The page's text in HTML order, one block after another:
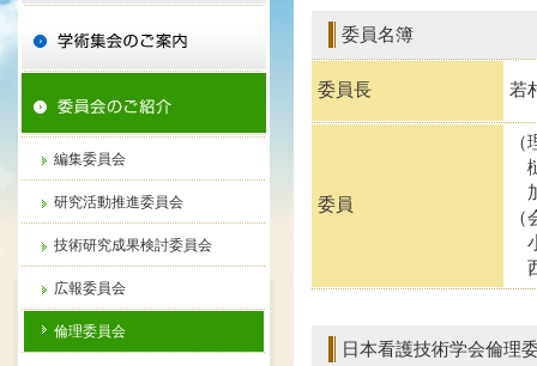
編集委員会
研究活動推進委員会
技術研究成果検討委員会
広報委員会
倫理委員会
委員名簿
委員長 若
委員
日本看護技術学会倫理